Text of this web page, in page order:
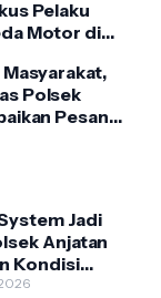
Pelaku
Motor di
Polsek
Pesan
Jadi
Anjatan
Kondisi
yang